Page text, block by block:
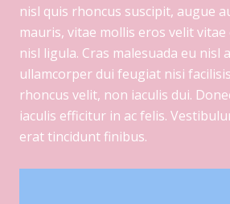
nisl quis rhoncus suscipit, augue
mauris, vitae mollis eros velit vitae
nisl ligula. Cras malesuada eu nisl
ullamcorper dui feugiat nisi
rhoncus velit, non iaculis dui.
iaculis efficitur in ac felis.
erat tincidunt finibus.